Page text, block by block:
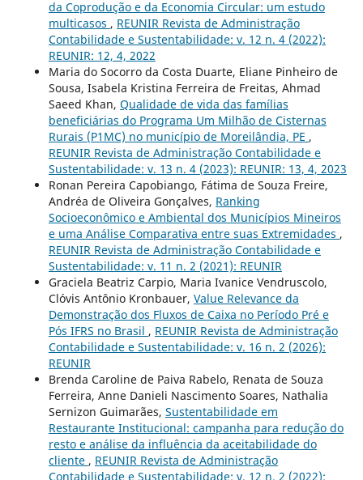
da Coprodução e da Economia Circular: um estudo
multicasos , REUNIR Revista de Administração
Contabilidade e Sustentabilidade: v. 12 n. 4 (2022):
REUNIR: 12, 4, 2022
Maria do Socorro da Costa Duarte, Eliane Pinheiro de
Sousa, Isabela Kristina Ferreira de Freitas, Ahmad
Saeed Khan, Qualidade de vida das famílias
beneficiárias do Programa Um Milhão de Cisternas
Rurais (P1MC) no município de Moreilândia, PE ,
REUNIR Revista de Administração Contabilidade e
Sustentabilidade: v. 13 n. 4 (2023): REUNIR: 13, 4, 2023
Ronan Pereira Capobiango, Fátima de Souza Freire,
Andréa de Oliveira Gonçalves, Ranking
Socioeconômico e Ambiental dos Municípios Mineiros
e uma Análise Comparativa entre suas Extremidades ,
REUNIR Revista de Administração Contabilidade e
Sustentabilidade: v. 11 n. 2 (2021): REUNIR
Graciela Beatriz Carpio, Maria Ivanice Vendruscolo,
Clóvis Antônio Kronbauer, Value Relevance da
Demonstração dos Fluxos de Caixa no Período Pré e
Pós IFRS no Brasil , REUNIR Revista de Administração
Contabilidade e Sustentabilidade: v. 16 n. 2 (2026):
REUNIR
Brenda Caroline de Paiva Rabelo, Renata de Souza
Ferreira, Anne Danieli Nascimento Soares, Nathalia
Sernizon Guimarães, Sustentabilidade em
Restaurante Institucional: campanha para redução do
resto e análise da influência da aceitabilidade do
cliente , REUNIR Revista de Administração
Contabilidade e Sustentabilidade: v. 12 n. 2 (2022):